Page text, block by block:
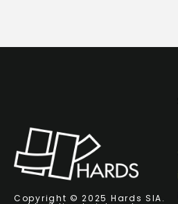
Copyright © 2025 Hards SIA.